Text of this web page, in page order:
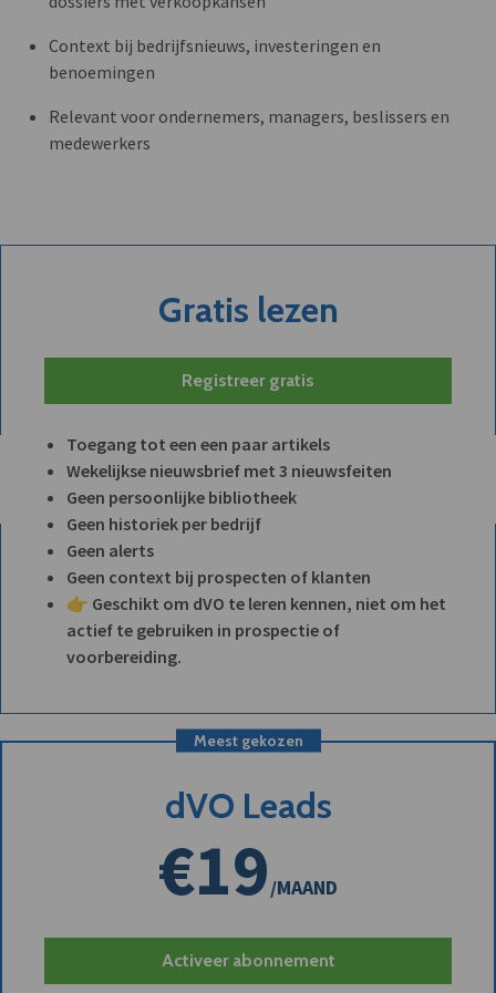
Context bij bedrijfsnieuws, investeringen en
benoemingen
Relevant voor ondernemers, managers, beslissers en
medewerkers
Gratis lezen
Registreer gratis
Toegang tot een een paar artikels
Wekelijkse nieuwsbrief met 3 nieuwsfeiten
Geen persoonlijke bibliotheek
Geen historiek per bedrijf
Geen alerts
Geen context bij prospecten of klanten
👉 Geschikt om dVO te leren kennen, niet om het
actief te gebruiken in prospectie of
voorbereiding.
Meest gekozen
dVO Leads
€19/MAAND
Activeer abonnement